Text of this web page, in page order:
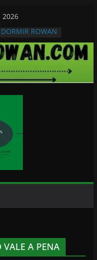
2026
ROWAN
VALE A PENA